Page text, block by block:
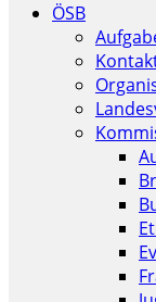
ÖSB